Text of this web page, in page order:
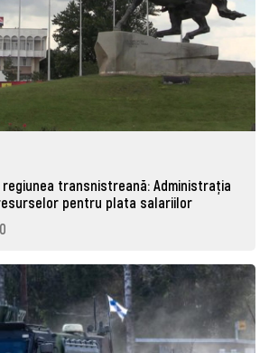
transnistreană: Administrația
pentru plata salariilor